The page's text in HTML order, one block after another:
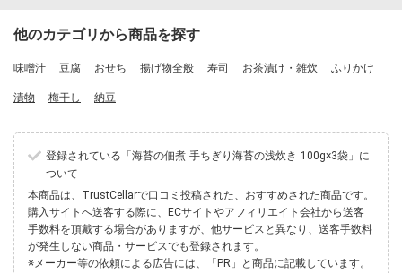
他のカテゴリから商品を探す
味噌汁 豆腐 おせち 揚げ物全般 寿司 お茶漬け・雑炊 ふりかけ
漬物 梅干し 納豆
登録されている「海苔の佃煮 手ちぎり海苔の浅炊き 100g×3袋」に
ついて
本商品は、TrustCellarで口コミ投稿された、おすすめされた商品です。
購入サイトへ送客する際に、ECサイトやアフィリエイト会社から送客
手数料を頂戴する場合がありますが、他サービスと異なり、送客手数料
が発生しない商品・サービスでも登録されます。
※メーカー等の依頼による広告には、「PR」と商品に記載しています。